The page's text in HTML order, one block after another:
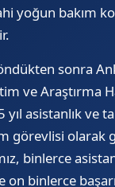
yoğun bakım
sonra
ve Araştırma
asistanlık ve
görevlisi olarak
binlerce
binlerce